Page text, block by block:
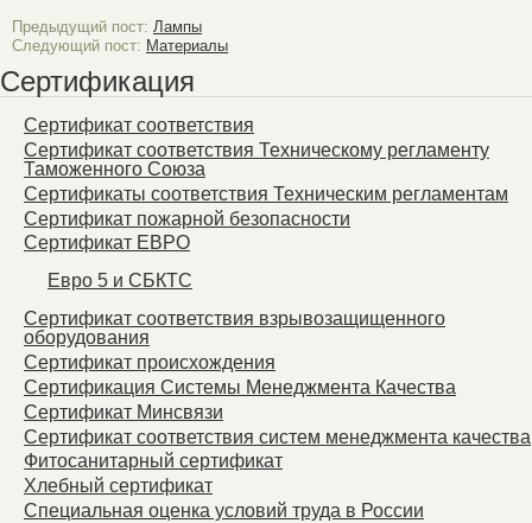
Предыдущий пост: Лампы
Следующий пост: Материалы
Сертификация
Сертификат соответствия
Сертификат соответствия Техническому регламенту
Таможенного Союза
Сертификаты соответствия Техническим регламентам
Сертификат пожарной безопасности
Сертификат ЕВРО
Евро 5 и СБКТС
Сертификат соответствия взрывозащищенного
оборудования
Сертификат происхождения
Сертификация Системы Менеджмента Качества
Сертификат Минсвязи
Сертификат соответствия систем менеджмента качества
Фитосанитарный сертификат
Хлебный сертификат
Специальная оценка условий труда в России